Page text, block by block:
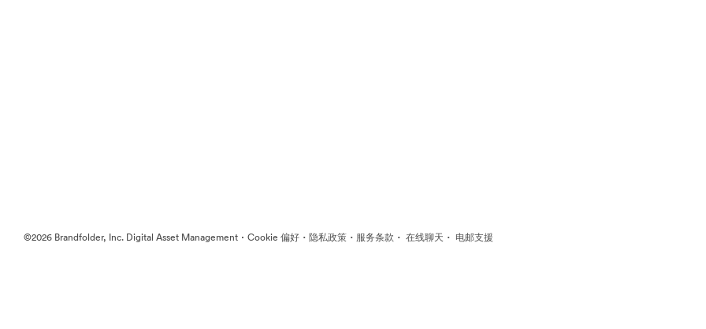
©2026 Brandfolder, Inc. Digital Asset Management · Cookie 偏好 · 隐私政策 · 服务条款 · 在线聊天 · 电邮支援